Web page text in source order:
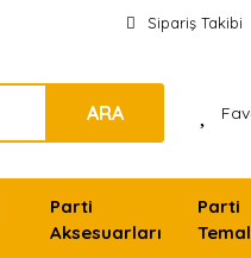
Sipariş Takibi
ARA
Parti
Aksesuarları
Parti